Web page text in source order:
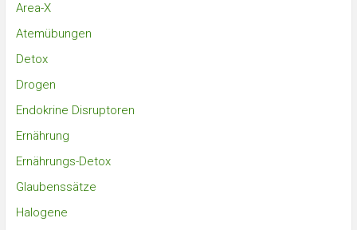
Area-X
Atemübungen
Detox
Drogen
Endokrine Disruptoren
Ernährung
Ernährungs-Detox
Glaubenssätze
Halogene